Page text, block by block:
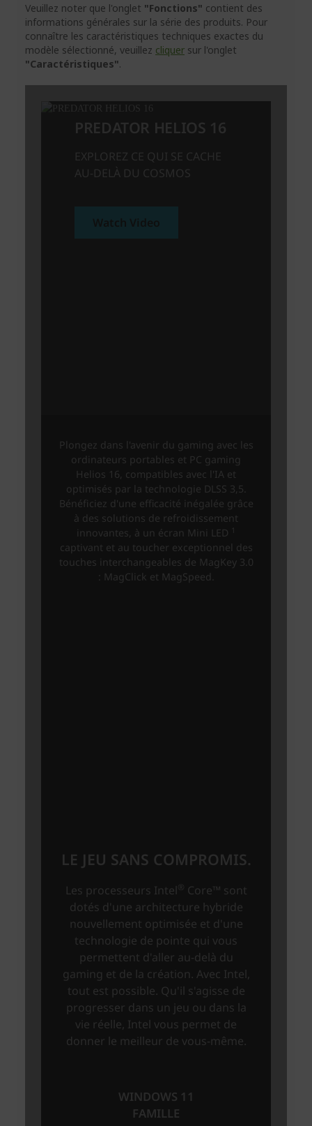
Veuillez noter que l'onglet "Fonctions" contient des
informations générales sur la série des produits. Pour
connaître les caractéristiques techniques exactes du
modèle sélectionné, veuillez cliquer sur l'onglet
"Caractéristiques".